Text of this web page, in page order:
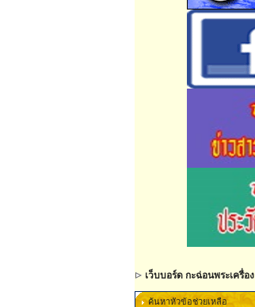
เว็บบอร์ด กะฉ่อนพระเครื่อง
ค้นหาหัวข้อช่วยเหลือ